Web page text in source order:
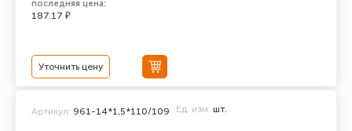
последняя цена:
187.17 ₽
Уточнить цену
Артикул: 961-14*1,5*110/109 Ед. изм. шт.